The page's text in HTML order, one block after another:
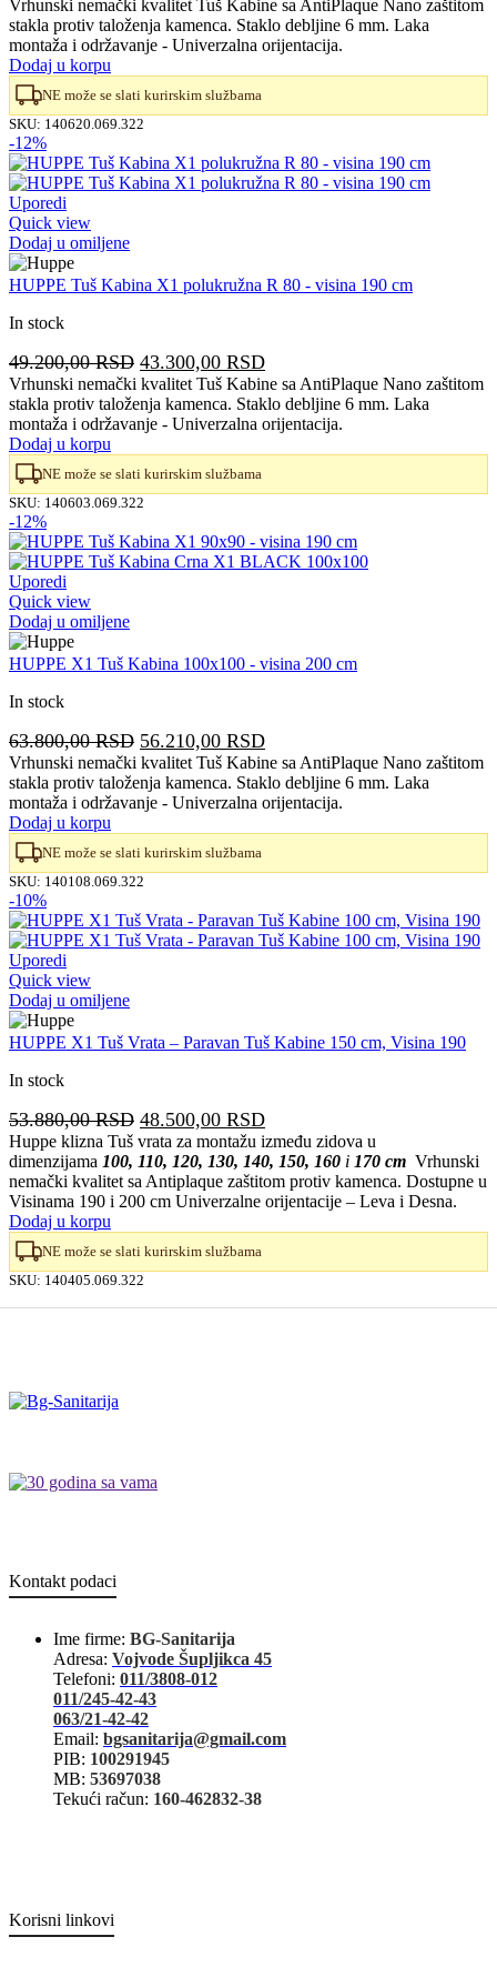
cena
je
bila:
66.550,00 RSD.
cena
je:
58.570,00 RSD.
Vrhunski nemački kvalitet Tuš Kabine sa AntiPlaque Nano zaštitom
stakla protiv taloženja kamenca. Staklo debljine 6 mm. Laka
montaža i održavanje - Univerzalna orijentacija.
Dodaj u korpu
NE može se slati kurirskim službama
SKU: 140620.069.322
-12%
Uporedi
Quick view
Dodaj u omiljene
HUPPE Tuš Kabina X1 polukružna R 80 - visina 190 cm
In stock
49.200,00RSD Originalna
cena
je
bila:
49.200,00 RSD.
43.300,00 RSDTrenutna
cena
je:
43.300,00 RSD.
Vrhunski nemački kvalitet Tuš Kabine sa AntiPlaque Nano zaštitom
stakla protiv taloženja kamenca. Staklo debljine 6 mm. Laka
montaža i održavanje - Univerzalna orijentacija.
Dodaj u korpu
NE može se slati kurirskim službama
SKU: 140603.069.322
-12%
Uporedi
Quick view
Dodaj u omiljene
HUPPE X1 Tuš Kabina 100x100 - visina 200 cm
In stock
63.800,00RSD Originalna
cena
je
bila:
63.800,00 RSD.
56.210,00 RSDTrenutna
cena
je:
56.210,00 RSD.
Vrhunski nemački kvalitet Tuš Kabine sa AntiPlaque Nano zaštitom
stakla protiv taloženja kamenca. Staklo debljine 6 mm. Laka
montaža i održavanje - Univerzalna orijentacija.
Dodaj u korpu
NE može se slati kurirskim službama
SKU: 140108.069.322
-10%
Uporedi
Quick view
Dodaj u omiljene
HUPPE X1 Tuš Vrata – Paravan Tuš Kabine 150 cm, Visina 190
In stock
53.880,00RSD Originalna
cena
je
bila:
53.880,00 RSD.
48.500,00 RSDTrenutna
cena
je:
48.500,00 RSD.
Huppe klizna Tuš vrata za montažu između zidova u
dimenzijama 100, 110, 120, 130, 140, 150, 160 i 170 cm Vrhunski
nemački kvalitet sa Antiplaque zaštitom protiv kamenca. Dostupne u
Visinama 190 i 200 cm Univerzalne orijentacije – Leva i Desna.
Dodaj u korpu
NE može se slati kurirskim službama
SKU: 140405.069.322
Kontakt podaci
Ime firme: BG-Sanitarija
Adresa: Vojvode Šupljikca 45
Telefoni: 011/3808-012
011/245-42-43
063/21-42-42
Email: bgsanitarija@gmail.com
PIB: 100291945
MB: 53697038
Tekući račun: 160-462832-38
Korisni linkovi